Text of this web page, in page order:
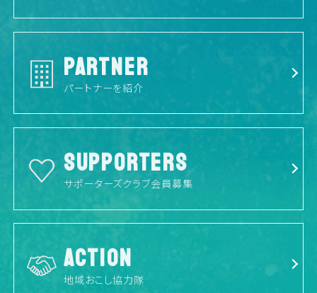
PARTNER
パートナーを紹介
SUPPORTERS
サポーターズクラブ会員募集
ACTION
地域おこし協力隊